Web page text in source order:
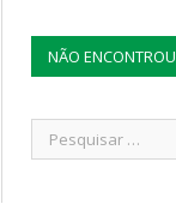
NÃO